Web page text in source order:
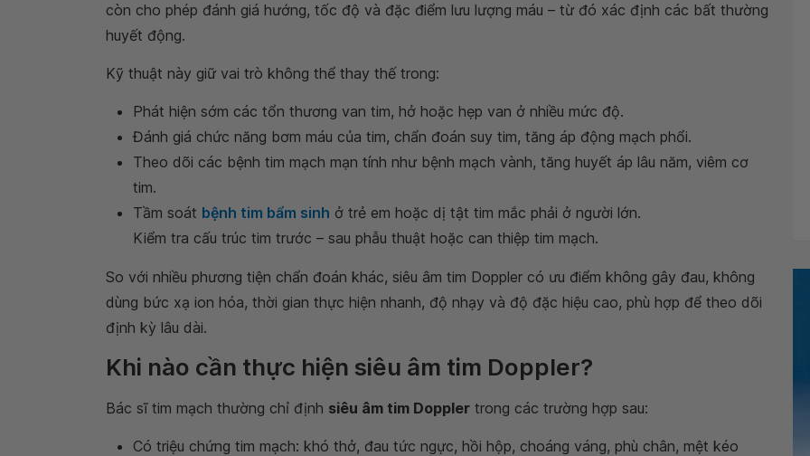
còn cho phép đánh giá hướng, tốc độ và đặc điểm lưu lượng máu – từ đó xác định các bất thường
huyết động.
Kỹ thuật này giữ vai trò không thể thay thế trong:
Phát hiện sớm các tổn thương van tim, hở hoặc hẹp van ở nhiều mức độ.
Đánh giá chức năng bơm máu của tim, chẩn đoán suy tim, tăng áp động mạch phổi.
Theo dõi các bệnh tim mạch mạn tính như bệnh mạch vành, tăng huyết áp lâu năm, viêm cơ
tim.
Tầm soát bệnh tim bẩm sinh ở trẻ em hoặc dị tật tim mắc phải ở người lớn.
Kiểm tra cấu trúc tim trước – sau phẫu thuật hoặc can thiệp tim mạch.
So với nhiều phương tiện chẩn đoán khác, siêu âm tim Doppler có ưu điểm không gây đau, không
dùng bức xạ ion hóa, thời gian thực hiện nhanh, độ nhạy và độ đặc hiệu cao, phù hợp để theo dõi
định kỳ lâu dài.
Khi nào cần thực hiện siêu âm tim Doppler?
Bác sĩ tim mạch thường chỉ định siêu âm tim Doppler trong các trường hợp sau:
Có triệu chứng tim mạch: khó thở, đau tức ngực, hồi hộp, choáng váng, phù chân, mệt kéo